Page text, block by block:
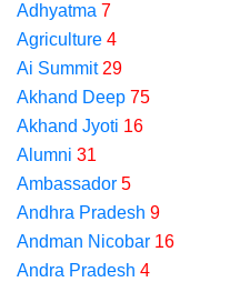
Adhyatma 7
Agriculture 4
Ai Summit 29
Akhand Deep 75
Akhand Jyoti 16
Alumni 31
Ambassador 5
Andhra Pradesh 9
Andman Nicobar 16
Andra Pradesh 4